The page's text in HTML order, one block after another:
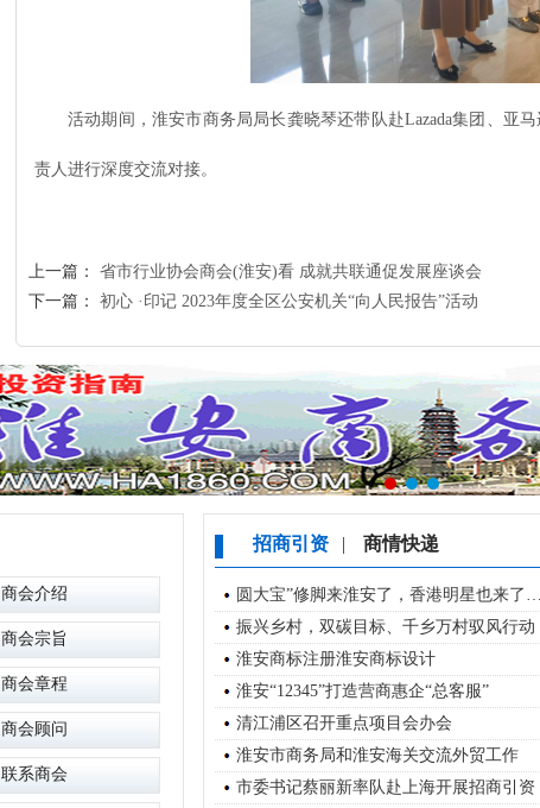
活动期间，淮安市商务局局长龚晓琴还带队赴Lazada集团、亚
责人进行深度交流对接。
上一篇： 省市行业协会商会(淮安)看 成就共联通促发展座谈会
下一篇： 初心 ·印记 2023年度全区公安机关“向人民报告”活动
商会介绍
商会宗旨
商会章程
商会顾问
联系商会
|
招商引资 商情快递
圆大宝”修脚来淮安了，香港明星也来了…
振兴乡村，双碳目标、千乡万村驭风行动
淮安商标注册淮安商标设计
淮安“12345”打造营商惠企“总客服”
清江浦区召开重点项目会办会
淮安市商务局和淮安海关交流外贸工作
市委书记蔡丽新率队赴上海开展招商引资